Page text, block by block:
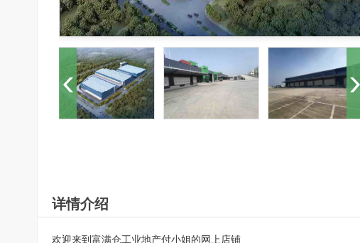
详情介绍
欢迎来到富满仓工业地产付小姐的网上店铺